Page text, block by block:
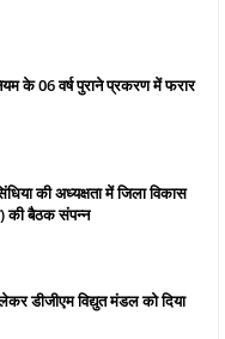
के 06 वर्ष पुराने प्रकरण में फरार
की अध्यक्षता में जिला विकास
की बैठक संपन्न
डीजीएम विद्युत मंडल को दिया